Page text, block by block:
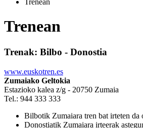
Trenean
Trenean
Trenak: Bilbo - Donostia
www.euskotren.es
Zumaiako Geltokia
Estazioko kalea z/g - 20750 Zumaia
Tel.: 944 333 333
Bilbotik Zumaiara tren bat irteten da
Donostiatik Zumaiara irteerak